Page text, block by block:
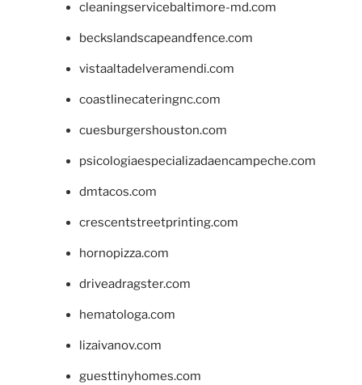
cleaningservicebaltimore-md.com
beckslandscapeandfence.com
vistaaltadelveramendi.com
coastlinecateringnc.com
cuesburgershouston.com
psicologiaespecializadaencampeche.com
dmtacos.com
crescentstreetprinting.com
hornopizza.com
driveadragster.com
hematologa.com
lizaivanov.com
guesttinyhomes.com